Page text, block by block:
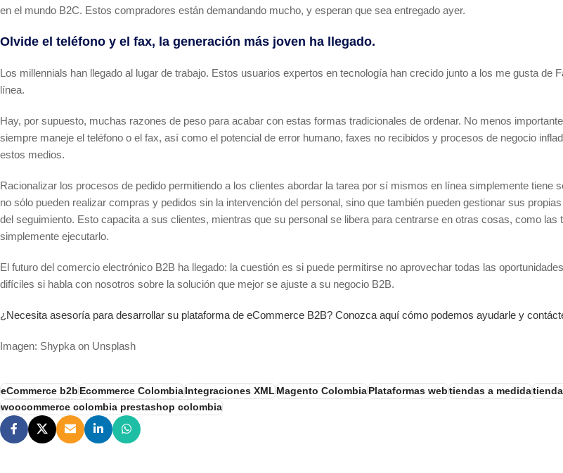
en el mundo B2C. Estos compradores están demandando mucho, y esperan que sea entregado ayer.
Olvide el teléfono y el fax, la generación más joven ha llegado.
Los millennials han llegado al lugar de trabajo. Estos usuarios expertos en tecnología han crecido junto a los me gusta de
línea.
Hay, por supuesto, muchas razones de peso para acabar con estas formas tradicionales de ordenar. No menos
siempre maneje el teléfono o el fax, así como el potencial de error humano, faxes no recibidos y procesos de negocio
estos medios.
Racionalizar los procesos de pedido permitiendo a los clientes abordar la tarea por sí mismos en línea simplemente tiene
no sólo pueden realizar compras y pedidos sin la intervención del personal, sino que también pueden gestionar sus
del seguimiento. Esto capacita a sus clientes, mientras que su personal se libera para centrarse en otras cosas, como
simplemente ejecutarlo.
El futuro del comercio electrónico B2B ha llegado: la cuestión es si puede permitirse no aprovechar todas las
difíciles si habla con nosotros sobre la solución que mejor se ajuste a su negocio B2B.
¿Necesita asesoría para desarrollar su plataforma de eCommerce B2B? Conozca aquí cómo podemos ayudarle y
Imagen: Shypka on Unsplash
eCommerce b2b Ecommerce ColombiaIntegraciones XMLMagento ColombiaPlataformas web tiendas a medida
woocommerce colombia prestashop colombia